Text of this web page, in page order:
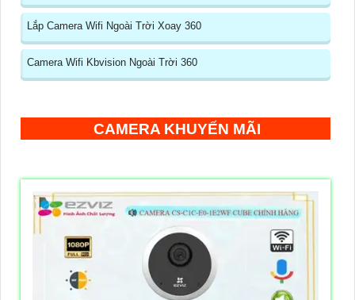
Lắp Camera Wifi Ngoài Trời Xoay 360
Camera Wifi Kbvision Ngoài Trời 360
CAMERA KHUYẾN MÃI